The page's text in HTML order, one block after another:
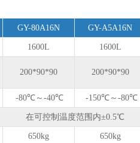
GY-80A16N GY-A5A16N
1600L 1600L
200*90*90 200*90*90
-80℃～-40℃ -150℃～-80℃
在可控制温度范围内±0.5℃
650kg 650kg